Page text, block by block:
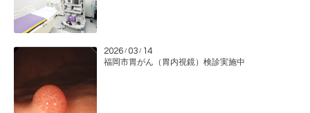
2026 / 03 / 14
福岡市胃がん（胃内視鏡）検診実施中